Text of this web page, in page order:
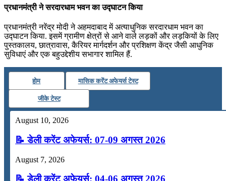
प्रधानमंत्री ने सरदारधाम भवन का उद्घाटन किया
प्रधानमंत्री नरेंद्र मोदी ने अहमदाबाद में अत्याधुनिक सरदारधाम भवन का
उद्घाटन किया. इसमें ग्रामीण क्षेत्रों से आने वाले लड़कों और लड़कियों के लिए
पुस्तकालय, छात्रावास, कैरियर मार्गदर्शन और प्रशिक्षण केंद्र जैसी आधुनिक
सुविधाएं और एक बहुउद्देशीय सभागार शामिल हैं.
होम मासिक करेंट अफेयर्स टेस्ट
जीके टेस्ट
August 10, 2026
📝 डेली करेंट अफेयर्स: 07-09 अगस्त 2026
August 7, 2026